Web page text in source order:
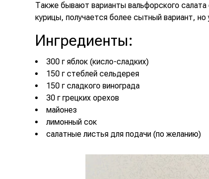
Также бывают варианты вальфорского
курицы, получается более сытный вариант, но
Ингредиенты:
300 г яблок (кисло-сладких)
150 г стеблей сельдерея
150 г сладкого винограда
30 г грецких орехов
майонез
лимонный сок
салатные листья для подачи (по желанию)